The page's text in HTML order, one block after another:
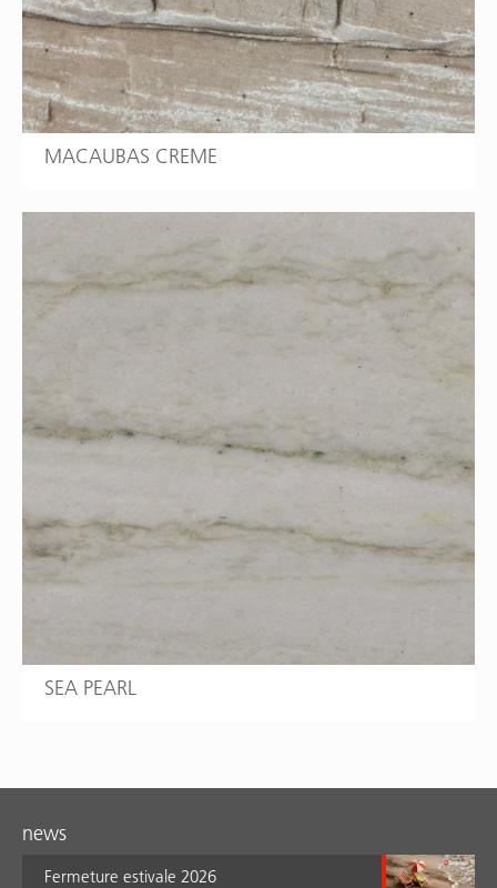
MACAUBAS CREME
SEA PEARL
news
Fermeture estivale 2026